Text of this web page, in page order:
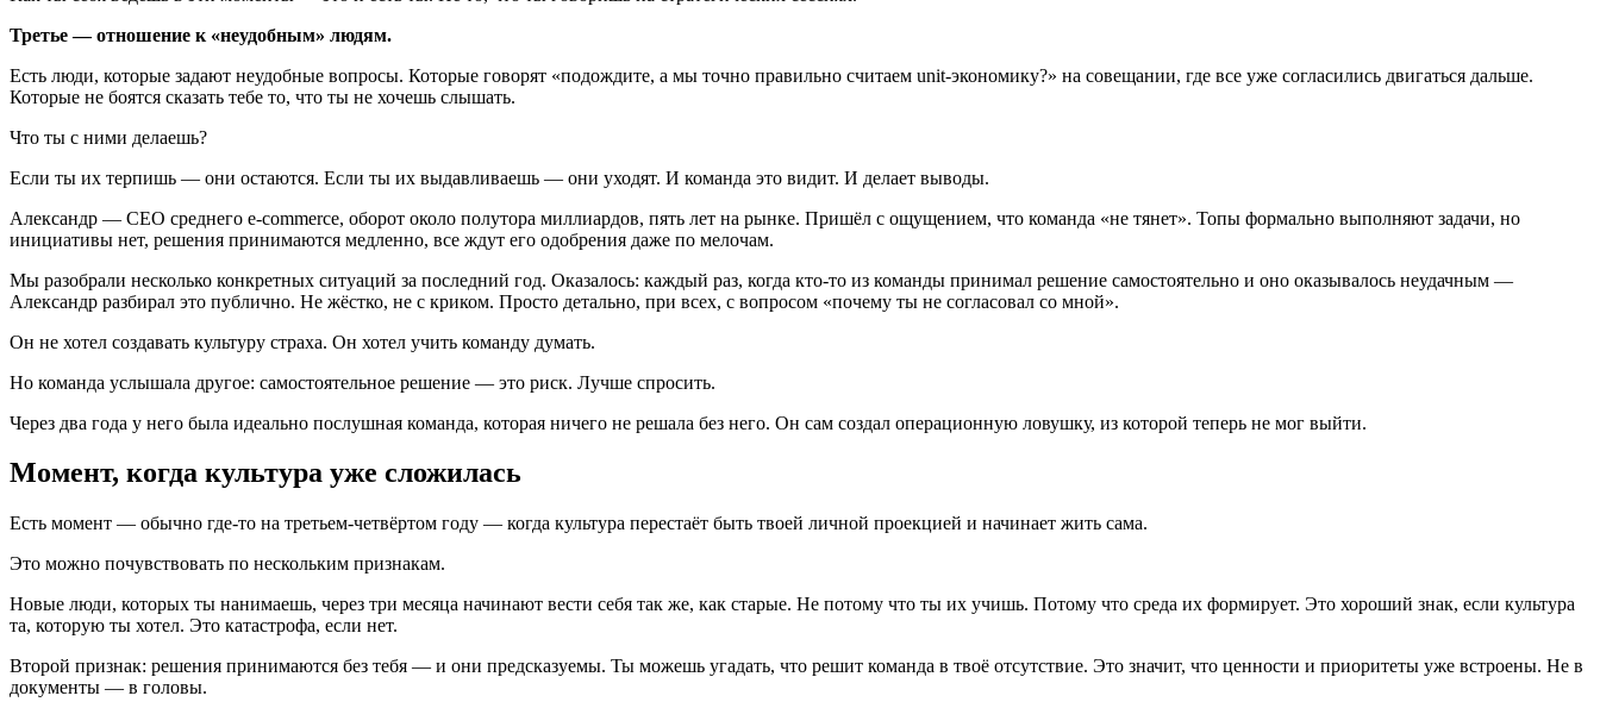
Третье — отношение к «неудобным» людям.
Есть люди, которые задают неудобные вопросы. Которые говорят «подождите, а мы точно правильно считаем unit-экономику?» на совещании, где все уже согласились двигаться дальше.
Которые не боятся сказать тебе то, что ты не хочешь слышать.
Что ты с ними делаешь?
Если ты их терпишь — они остаются. Если ты их выдавливаешь — они уходят. И команда это видит. И делает выводы.
Александр — CEO среднего e-commerce, оборот около полутора миллиардов, пять лет на рынке. Пришёл с ощущением, что команда «не тянет». Топы формально выполняют задачи, но
инициативы нет, решения принимаются медленно, все ждут его одобрения даже по мелочам.
Мы разобрали несколько конкретных ситуаций за последний год. Оказалось: каждый раз, когда кто-то из команды принимал решение самостоятельно и оно оказывалось неудачным —
Александр разбирал это публично. Не жёстко, не с криком. Просто детально, при всех, с вопросом «почему ты не согласовал со мной».
Он не хотел создавать культуру страха. Он хотел учить команду думать.
Но команда услышала другое: самостоятельное решение — это риск. Лучше спросить.
Через два года у него была идеально послушная команда, которая ничего не решала без него. Он сам создал операционную ловушку, из которой теперь не мог выйти.
Момент, когда культура уже сложилась
Есть момент — обычно где-то на третьем-четвёртом году — когда культура перестаёт быть твоей личной проекцией и начинает жить сама.
Это можно почувствовать по нескольким признакам.
Новые люди, которых ты нанимаешь, через три месяца начинают вести себя так же, как старые. Не потому что ты их учишь. Потому что среда их формирует. Это хороший знак, если культура
та, которую ты хотел. Это катастрофа, если нет.
Второй признак: решения принимаются без тебя — и они предсказуемы. Ты можешь угадать, что решит команда в твоё отсутствие. Это значит, что ценности и приоритеты уже встроены. Не в
документы — в головы.